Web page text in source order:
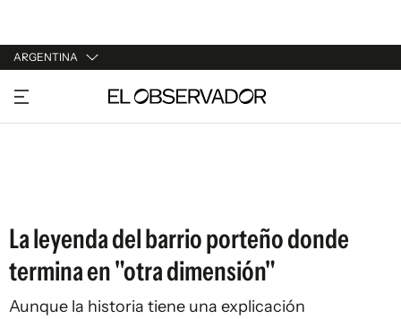
ARGENTINA
URUGUAY
ARGENTINA
La leyenda del barrio porteño donde
termina en "otra dimensión"
Aunque la historia tiene una explicación